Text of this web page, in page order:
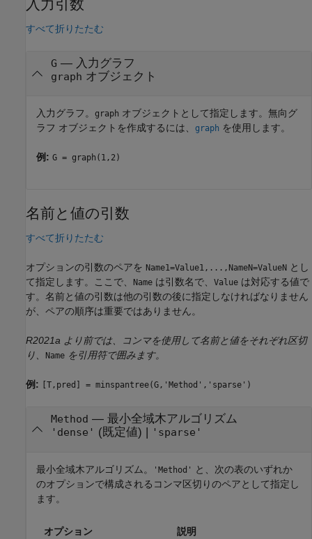
入力引数
すべて折りたたむ
G — 入力グラフ
graph オブジェクト
入力グラフ。 graph オブジェクトとして指定します。無向グ
ラフ オブジェクトを作成するには、 graph を使用します。
例: G = graph(1,2)
名前と値の引数
すべて折りたたむ
オプションの引数のペアを Name1=Value1,...,NameN=ValueN とし
て指定します。ここで、
Name は引数名で、 Value は対応する値で
す。名前と値の引数は他の引数の後に指定しなければなりません
が、ペアの順序は重要ではありません。
R2021a より前では、コンマを使用して名前と値をそれぞれ区切
り、
Name を引用符で囲みます。
例: [T,pred] = minspantree(G,'Method','sparse')
Method — 最小全域木アルゴリズム
'dense' (既定値) | 'sparse'
最小全域木アルゴリズム。 'Method'
と、次の表のいずれか
のオプションで構成されるコンマ区切りのペアとして指定し
ます。
オプション 説明